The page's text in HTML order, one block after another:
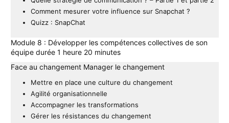
Comment mesurer votre influence sur Snapchat ?
Quizz : SnapChat
Module 8 : Développer les compétences collectives de son
équipe durée 1 heure 20 minutes
Face au changement Manager le changement
Mettre en place une culture du changement
Agilité organisationnelle
Accompagner les transformations
Gérer les résistances du changement